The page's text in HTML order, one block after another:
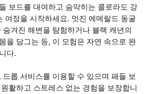
보드를 대여하고 숨막히는 콜로라도 강
여정을 시작하세요. 멋진 에메랄드 동굴
겨진 해변을 탐험하거나 블랙 캐년의
을 담그는 등, 이 모험은 자연 속으로 완
다.
롭 서비스를 이용할 수 있으며 패들 보
활하고 스트레스 없는 경험을 보장합니